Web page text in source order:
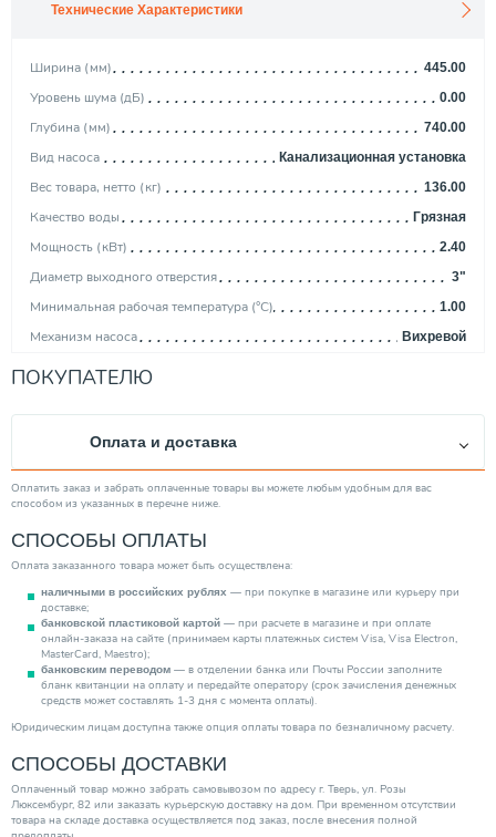
Технические Характеристики
Ширина (мм) 445.00
Уровень шума (дБ) 0.00
Глубина (мм) 740.00
Вид насоса Канализационная установка
Вес товара, нетто (кг) 136.00
Качество воды Грязная
Мощность (кВт) 2.40
Диаметр выходного отверстия 3"
Минимальная рабочая температура (°С) 1.00
Механизм насоса Вихревой
Максимальная производительность (м3/ч)
Тип вход. напряжения Трехфазное
Повышение давления
Тип эжектора
Максим. напор (м)
Производитель
Глубина погружения/всасывания (м) 0.00
Страна производитель Дания
Объем гидробака (л)
Высота (мм) 523.00
Тип насоса
Категория
ПОКУПАТЕЛЮ
Оплата и доставка
Оплатить заказ и забрать оплаченные товары вы можете любым удобным для вас
способом из указанных в перечне ниже.
СПОСОБЫ ОПЛАТЫ
Оплата заказанного товара может быть осуществлена:
наличными в российских рублях — при покупке в магазине или курьеру при
доставке;
банковской пластиковой картой — при расчете в магазине и при оплате
онлайн-заказа на сайте (принимаем карты платежных систем Visa, Visa Electron,
MasterCard, Maestro);
банковским переводом — в отделении банка или Почты России заполните
бланк квитанции на оплату и передайте оператору (срок зачисления денежных
средств может составлять 1-3 дня с момента оплаты).
Юридическим лицам доступна также опция оплаты товара по безналичному расчету.
СПОСОБЫ ДОСТАВКИ
Оплаченный товар можно забрать самовывозом по адресу г. Тверь, ул. Розы
Люксембург, 82 или заказать курьерскую доставку на дом. При временном отсутствии
товара на складе доставка осуществляется под заказ, после внесения полной